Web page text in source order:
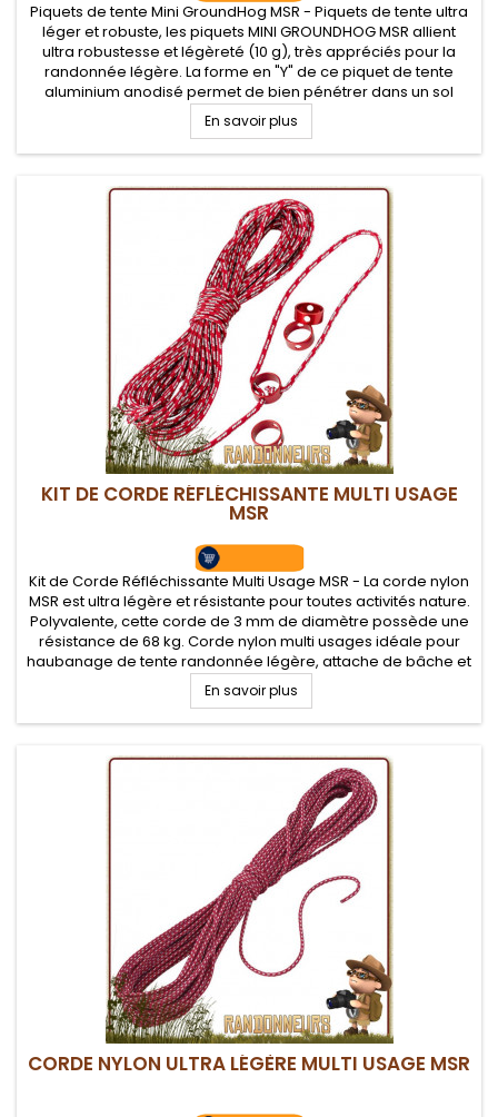
Piquets de tente Mini GroundHog MSR - Piquets de tente ultra
léger et robuste, les piquets MINI GROUNDHOG MSR allient
ultra robustesse et légèreté (10 g), très appréciés pour la
randonnée légère. La forme en "Y" de ce piquet de tente
aluminium anodisé permet de bien pénétrer dans un sol
ferme et d'y rester
En savoir plus
KIT DE CORDE RÉFLÉCHISSANTE MULTI USAGE
MSR
Kit de Corde Réfléchissante Multi Usage MSR - La corde nylon
MSR est ultra légère et résistante pour toutes activités nature.
Polyvalente, cette corde de 3 mm de diamètre possède une
résistance de 68 kg. Corde nylon multi usages idéale pour
haubanage de tente randonnée légère, attache de bâche et
tarp
En savoir plus
CORDE NYLON ULTRA LÉGÈRE MULTI USAGE MSR